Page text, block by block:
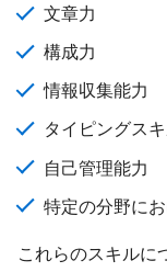
文章力
構成力
情報収集能力
タイピングス
自己管理能力
特定の分野に
これらのスキルに